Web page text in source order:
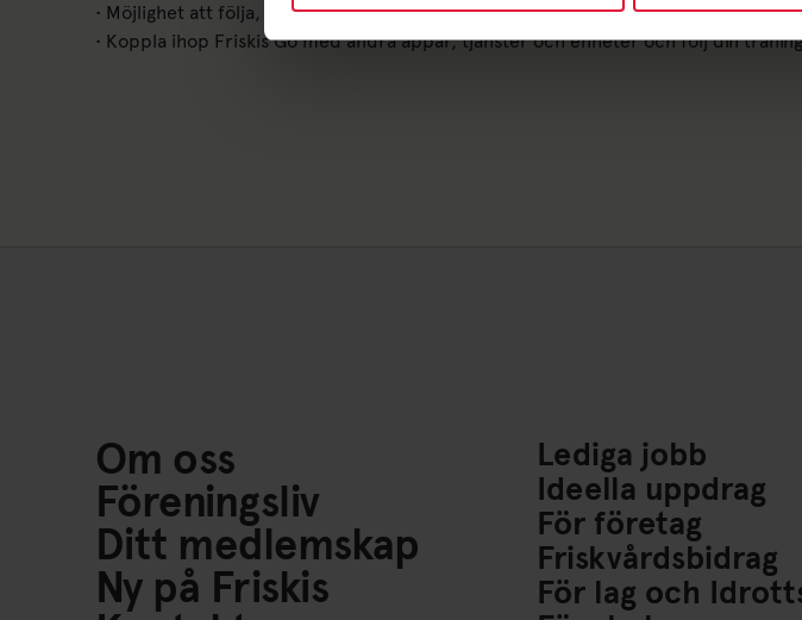
• Möjlighet att följa, peppa och utmana träningskompisar
• Koppla ihop Friskis Go med andra appar, tjänster och enheter och följ din
Om oss
Föreningsliv
Ditt medlemskap
Ny på Friskis
Lediga jobb
Ideella uppdrag
För företag
Friskvårdsbidrag
För lag och